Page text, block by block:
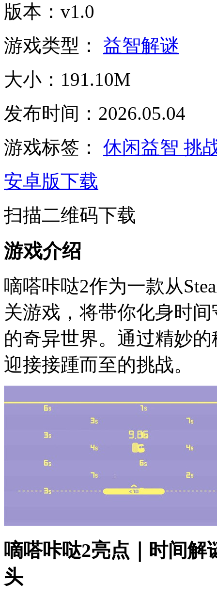
版本：v1.0
游戏类型： 益智解谜
大小：191.10M
发布时间：2026.05.04
游戏标签： 休闲益智 挑
安卓版下载
扫描二维码下载
游戏介绍
嘀嗒咔哒2作为一款从
关游戏，将带你化身时
的奇异世界。通过精妙
迎接接踵而至的挑战。
嘀嗒咔哒2亮点｜时间解
头